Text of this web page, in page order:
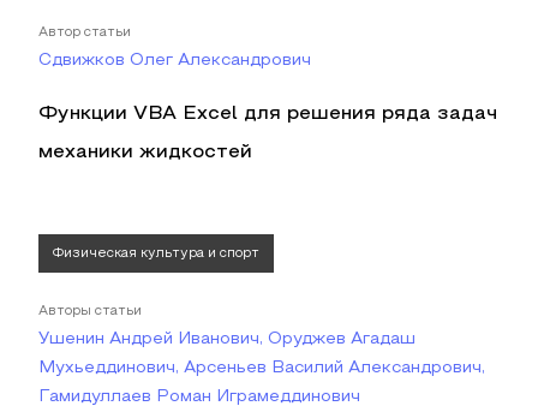
Автор статьи
Сдвижков Олег Александрович
Функции VBA Excel для решения ряда задач
механики жидкостей
Физическая культура и спорт
Авторы статьи
Ушенин Андрей Иванович, Оруджев Агадаш
Мухьеддинович, Арсеньев Василий Александрович,
Гамидуллаев Роман Играмеддинович